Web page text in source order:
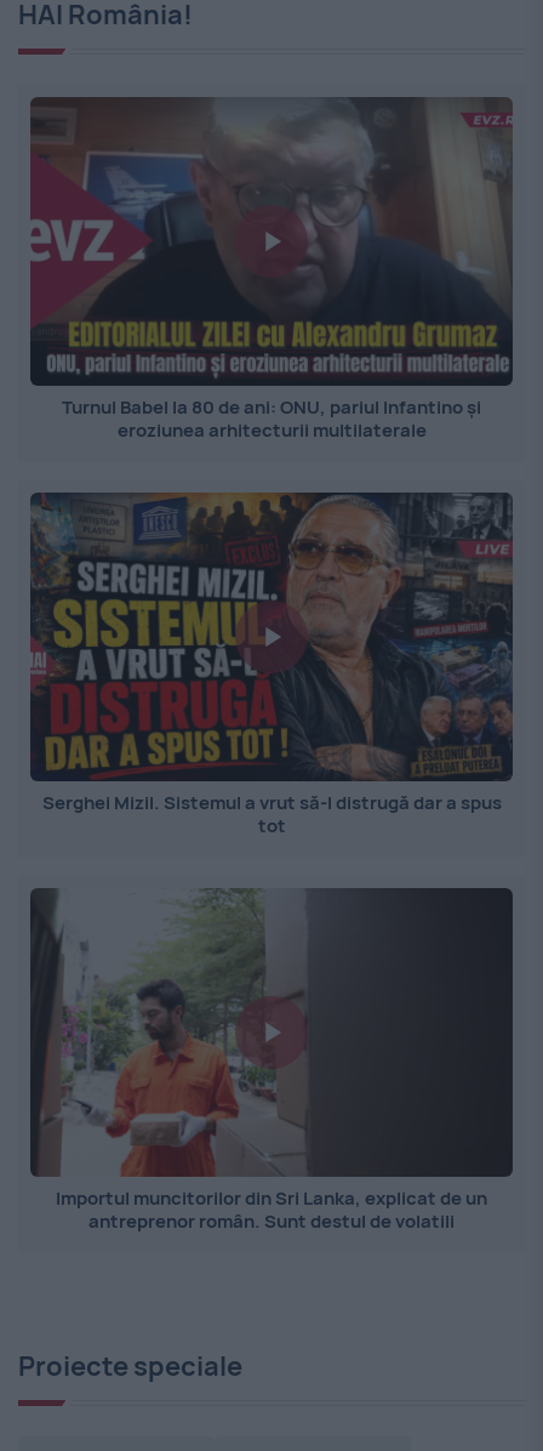
HAI România!
Turnul Babel la 80 de ani: ONU, pariul Infantino și
eroziunea arhitecturii multilaterale
Serghei Mizil. Sistemul a vrut să-l distrugă dar a spus
tot
Importul muncitorilor din Sri Lanka, explicat de un
antreprenor român. Sunt destul de volatili
Proiecte speciale